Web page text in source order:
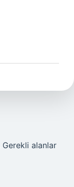
Gerekli alanlar